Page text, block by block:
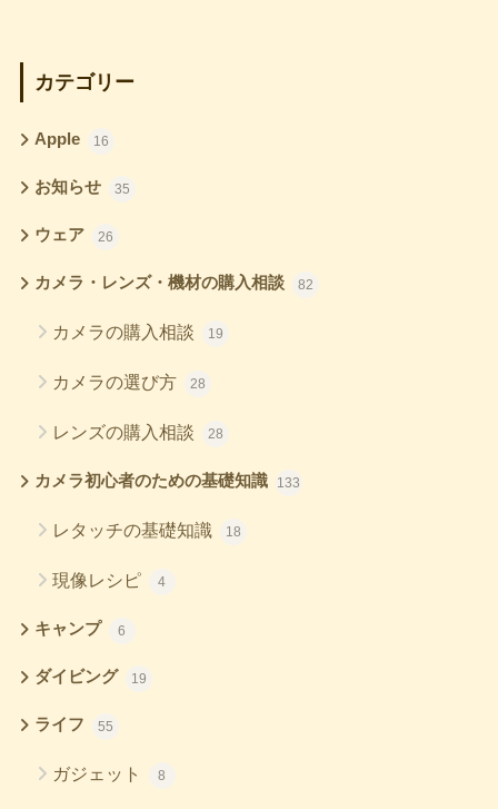
カテゴリー
Apple 16
お知らせ 35
ウェア 26
カメラ・レンズ・機材の購入相談 82
カメラの購入相談 19
カメラの選び方 28
レンズの購入相談 28
カメラ初心者のための基礎知識 133
レタッチの基礎知識 18
現像レシピ 4
キャンプ 6
ダイビング 19
ライフ 55
ガジェット 8